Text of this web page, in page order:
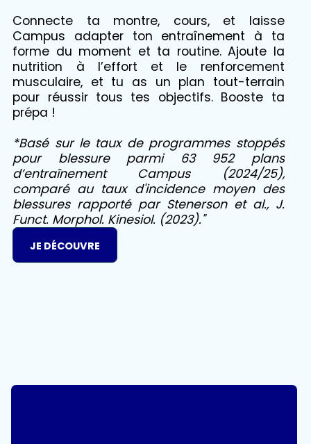
Connecte ta montre, cours, et laisse
Campus adapter ton entraînement à ta
forme du moment et ta routine. Ajoute la
nutrition à l’effort et le renforcement
musculaire, et tu as un plan tout-terrain
pour réussir tous tes objectifs. Booste ta
prépa !
*Basé sur le taux de programmes stoppés
pour blessure parmi 63 952 plans
d’entraînement Campus (2024/25),
comparé au taux d'incidence moyen des
blessures rapporté par Stenerson et al., J.
Funct. Morphol. Kinesiol. (2023)."
JE DÉCOUVRE